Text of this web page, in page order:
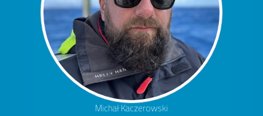
Michał Kaczerowski